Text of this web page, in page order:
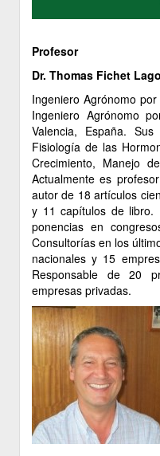
Profesor
Dr. Thomas Fichet
Ingeniero Agrónomo
Ingeniero Agrónomo
Valencia, España.
Fisiología de las
Crecimiento, Manejo
Actualmente es
autor de 18 artículos
y 11 capítulos de libro.
ponencias en
Consultorías en los
nacionales y 15
Responsable de 20
empresas privadas.